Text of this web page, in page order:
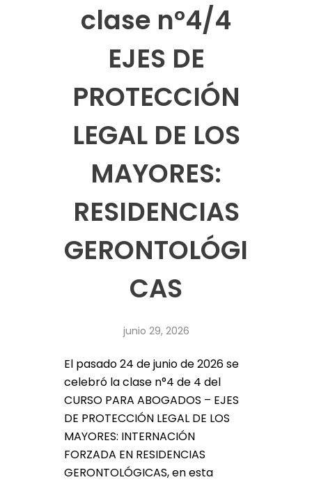
clase n°4/4
EJES DE
PROTECCIÓN
LEGAL DE LOS
MAYORES:
RESIDENCIAS
GERONTOLÓGI
CAS
junio 29, 2026
El pasado 24 de junio de 2026 se
celebró la clase n°4 de 4 del
CURSO PARA ABOGADOS – EJES
DE PROTECCIÓN LEGAL DE LOS
MAYORES: INTERNACIÓN
FORZADA EN RESIDENCIAS
GERONTOLÓGICAS, en esta